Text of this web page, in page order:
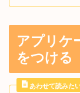
アプリケ
をつける